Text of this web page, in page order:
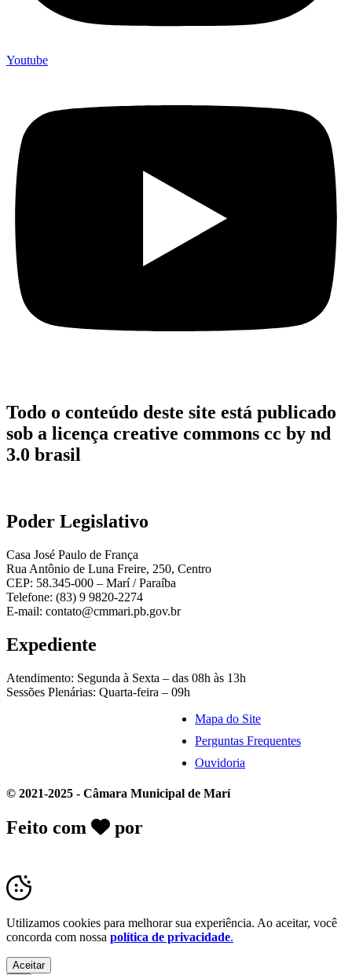
Youtube
Todo o conteúdo deste site está publicado
sob a licença creative commons cc by nd
3.0 brasil
Poder Legislativo
Casa José Paulo de França
Rua Antônio de Luna Freire, 250, Centro
CEP: 58.345-000 – Marí / Paraíba
Telefone: (83) 9 9820-2274
E-mail: contato@cmmari.pb.gov.br
Expediente
Atendimento: Segunda à Sexta – das 08h às 13h
Sessões Plenárias: Quarta-feira – 09h
Mapa do Site
Perguntas Frequentes
Ouvidoria
© 2021-2025 - Câmara Municipal de Marí
Feito com por
Utilizamos cookies para melhorar sua experiência. Ao aceitar, você
concorda com nossa política de privacidade.
Aceitar